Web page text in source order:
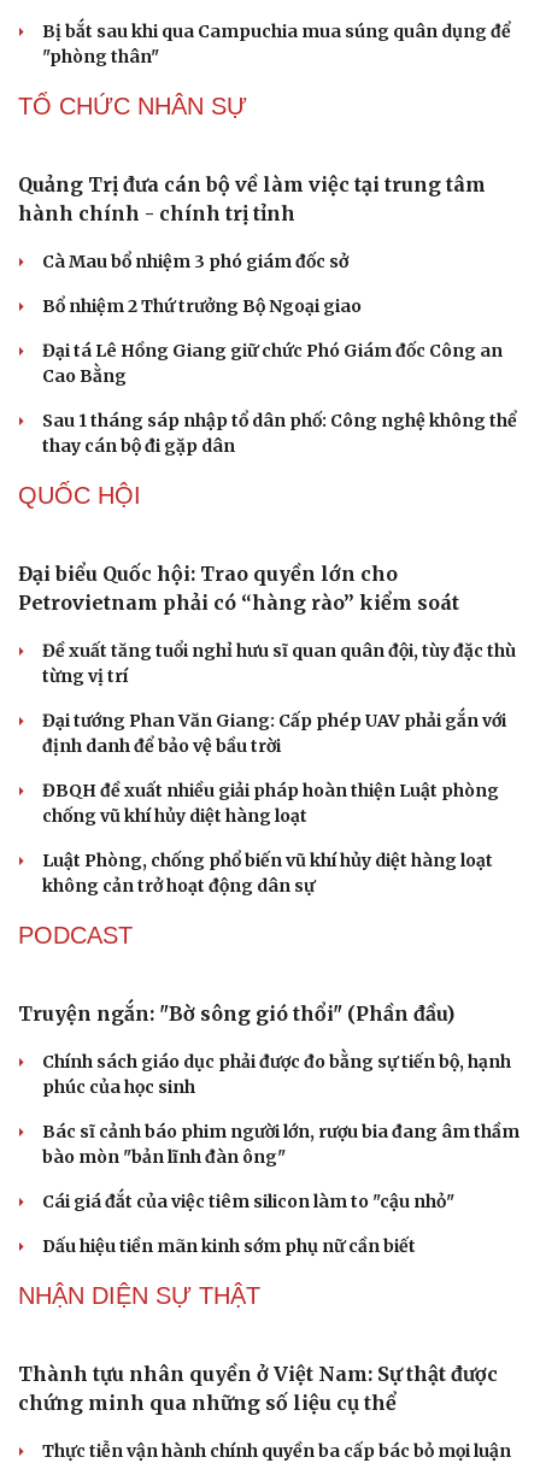
Tư vấn
Săn Tour
Câu chuyện thời sự
Đọc truyện đêm khuya
Cửa sổ tình yêu
Bị bắt sau khi qua Campuchia mua súng quân dụng để
"phòng thân"
TỔ CHỨC NHÂN SỰ
Quảng Trị đưa cán bộ về làm việc tại trung tâm
hành chính - chính trị tỉnh
Cà Mau bổ nhiệm 3 phó giám đốc sở
Bổ nhiệm 2 Thứ trưởng Bộ Ngoại giao
Đại tá Lê Hồng Giang giữ chức Phó Giám đốc Công an
Cao Bằng
Sau 1 tháng sáp nhập tổ dân phố: Công nghệ không thể
thay cán bộ đi gặp dân
QUỐC HỘI
Đại biểu Quốc hội: Trao quyền lớn cho
Petrovietnam phải có “hàng rào” kiểm soát
Đề xuất tăng tuổi nghỉ hưu sĩ quan quân đội, tùy đặc thù
từng vị trí
Đại tướng Phan Văn Giang: Cấp phép UAV phải gắn với
định danh để bảo vệ bầu trời
ĐBQH đề xuất nhiều giải pháp hoàn thiện Luật phòng
chống vũ khí hủy diệt hàng loạt
Luật Phòng, chống phổ biến vũ khí hủy diệt hàng loạt
không cản trở hoạt động dân sự
PODCAST
Truyện ngắn: "Bờ sông gió thổi" (Phần đầu)
Chính sách giáo dục phải được đo bằng sự tiến bộ, hạnh
phúc của học sinh
Bác sĩ cảnh báo phim người lớn, rượu bia đang âm thầm
bào mòn "bản lĩnh đàn ông"
Cái giá đắt của việc tiêm silicon làm to "cậu nhỏ"
Dấu hiệu tiền mãn kinh sớm phụ nữ cần biết
NHẬN DIỆN SỰ THẬT
Thành tựu nhân quyền ở Việt Nam: Sự thật được
chứng minh qua những số liệu cụ thể
Thực tiễn vận hành chính quyền ba cấp bác bỏ mọi luận